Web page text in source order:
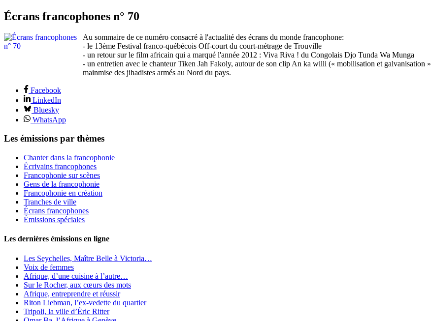
Écrans francophones n° 70
Au sommaire de ce numéro consacré à l'actualité des écrans du monde francophone:
- le 13ème Festival franco-québécois Off-court du court-métrage de Trouville
- un retour sur le film africain qui a marqué l'année 2012 : Viva Riva ! du Congolais Djo Tunda Wa Munga
- un entretien avec le chanteur Tiken Jah Fakoly, autour de son clip An ka willi (« mobilisation et galvanisation
mainmise des jihadistes armés au Nord du pays.
Facebook
LinkedIn
Bluesky
WhatsApp
Les émissions par thèmes
Chanter dans la francophonie
Écrivains francophones
Francophonie sur scènes
Gens de la francophonie
Francophonie en création
Tranches de ville
Écrans francophones
Émissions spéciales
Les dernières émissions en ligne
Les Seychelles, Maître Belle à Victoria…
Voix de femmes
Afrique, d’une cuisine à l’autre…
Sur le Rocher, aux cœurs des mots
Afrique, entreprendre et réussir
Riton Liebman, l’ex-vedette du quartier
Tripoli, la ville d’Éric Ritter